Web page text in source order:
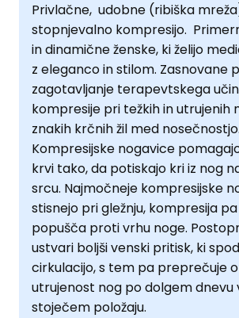
Privlačne, udobne (ribiška
stopnjevalno kompresijo.
in dinamične ženske, ki želijo
z eleganco in stilom. Zasnovane
zagotavljanje terapevtskega
kompresije pri težkih in utrujenih
znakih krčnih žil med nosečnostjo.
Kompresijske nogavice
krvi tako, da potiskajo kri iz nog
srcu. Najmočneje kompresijske
stisnejo pri gležnju, kompresija
popušča proti vrhu noge.
ustvari boljši venski pritisk, ki
cirkulacijo, s tem pa preprečuje
utrujenost nog po dolgem dnevu
stoječem položaju.